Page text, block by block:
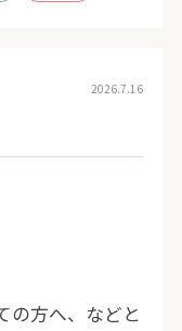
2026.7.16
の方へ、などと